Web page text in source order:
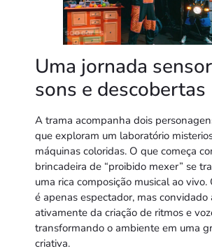
Uma jornada
sons e descobertas
A trama acompanha dois
que exploram um laboratório
máquinas coloridas. O que começa
brincadeira de “proibido mexer” se
uma rica composição musical ao
é apenas espectador, mas convidado
ativamente da criação de ritmos e
transformando o ambiente em uma
criativa.